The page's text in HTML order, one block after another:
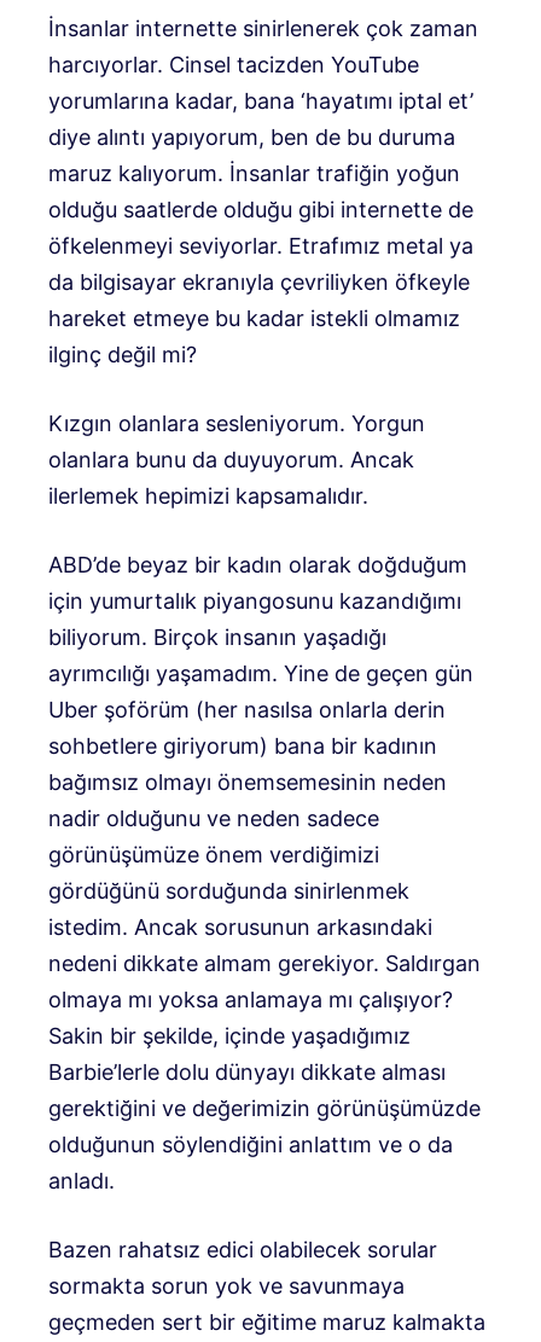
İnsanlar internette sinirlenerek çok zaman
harcıyorlar. Cinsel tacizden YouTube
yorumlarına kadar, bana ‘hayatımı iptal et’
diye alıntı yapıyorum, ben de bu duruma
maruz kalıyorum. İnsanlar trafiğin yoğun
olduğu saatlerde olduğu gibi internette de
öfkelenmeyi seviyorlar. Etrafımız metal ya
da bilgisayar ekranıyla çevriliyken öfkeyle
hareket etmeye bu kadar istekli olmamız
ilginç değil mi?
Kızgın olanlara sesleniyorum. Yorgun
olanlara bunu da duyuyorum. Ancak
ilerlemek hepimizi kapsamalıdır.
ABD’de beyaz bir kadın olarak doğduğum
için yumurtalık piyangosunu kazandığımı
biliyorum. Birçok insanın yaşadığı
ayrımcılığı yaşamadım. Yine de geçen gün
Uber şoförüm (her nasılsa onlarla derin
sohbetlere giriyorum) bana bir kadının
bağımsız olmayı önemsemesinin neden
nadir olduğunu ve neden sadece
görünüşümüze önem verdiğimizi
gördüğünü sorduğunda sinirlenmek
istedim. Ancak sorusunun arkasındaki
nedeni dikkate almam gerekiyor. Saldırgan
olmaya mı yoksa anlamaya mı çalışıyor?
Sakin bir şekilde, içinde yaşadığımız
Barbie’lerle dolu dünyayı dikkate alması
gerektiğini ve değerimizin görünüşümüzde
olduğunun söylendiğini anlattım ve o da
anladı.
Bazen rahatsız edici olabilecek sorular
sormakta sorun yok ve savunmaya
geçmeden sert bir eğitime maruz kalmakta